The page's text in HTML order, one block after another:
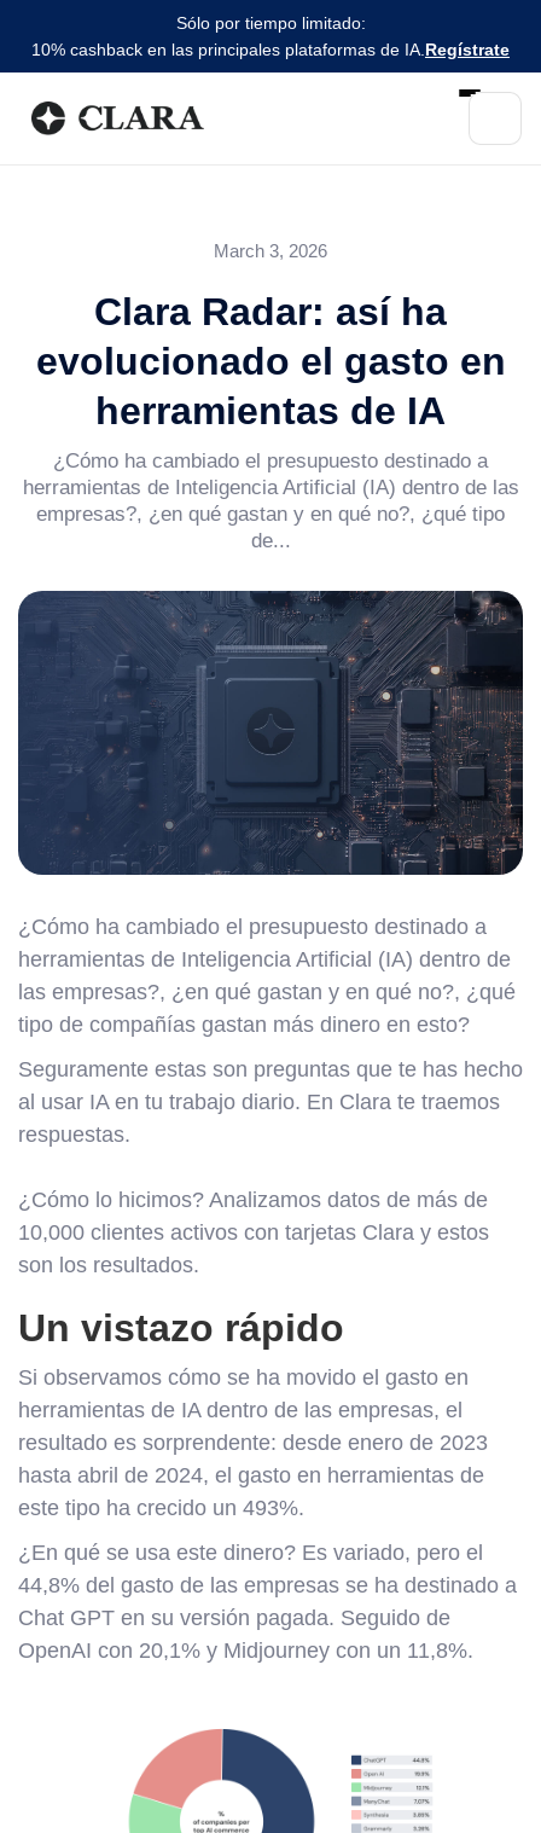
Sólo por tiempo limitado:
10% cashback en las principales plataformas de IA. Regístrate
March 3, 2026
Clara Radar: así ha
evolucionado el gasto en
herramientas de IA
¿Cómo ha cambiado el presupuesto destinado a
herramientas de Inteligencia Artificial (IA) dentro de las
empresas?, ¿en qué gastan y en qué no?, ¿qué tipo
de...
¿Cómo ha cambiado el presupuesto destinado a
herramientas de Inteligencia Artificial (IA) dentro de
las empresas?, ¿en qué gastan y en qué no?, ¿qué
tipo de compañías gastan más dinero en esto?
Seguramente estas son preguntas que te has hecho
al usar IA en tu trabajo diario. En Clara te traemos
respuestas.
¿Cómo lo hicimos? Analizamos datos de más de
10,000 clientes activos con tarjetas Clara y estos
son los resultados.
Un vistazo rápido
Si observamos cómo se ha movido el gasto en
herramientas de IA dentro de las empresas, el
resultado es sorprendente: desde enero de 2023
hasta abril de 2024, el gasto en herramientas de
este tipo ha crecido un 493%.
¿En qué se usa este dinero? Es variado, pero el
44,8% del gasto de las empresas se ha destinado a
Chat GPT en su versión pagada. Seguido de
OpenAI con 20,1% y Midjourney con un 11,8%.